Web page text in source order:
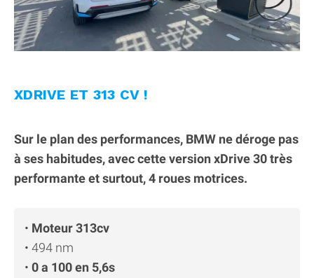
XDRIVE ET 313 CV !
Sur le plan des performances, BMW ne déroge pas
à ses habitudes, avec cette version xDrive 30 très
performante et surtout, 4 roues motrices.
• Moteur 313cv
• 494 nm
• 0 a 100 en 5,6s